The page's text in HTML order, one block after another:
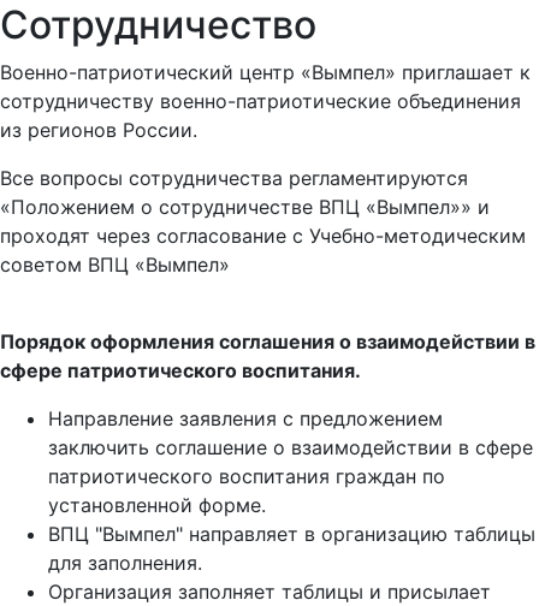
Сотрудничество
Военно-патриотический центр «Вымпел» приглашает к
сотрудничеству военно-патриотические объединения
из регионов России.
Все вопросы сотрудничества регламентируются
«Положением о сотрудничестве ВПЦ «Вымпел»» и
проходят через согласование с Учебно-методическим
советом ВПЦ «Вымпел»
Порядок оформления соглашения о взаимодействии в
сфере патриотического воспитания.
Направление заявления с предложением
заключить соглашение о взаимодействии в сфере
патриотического воспитания граждан по
установленной форме.
ВПЦ "Вымпел" направляет в организацию таблицы
для заполнения.
Организация заполняет таблицы и присылает